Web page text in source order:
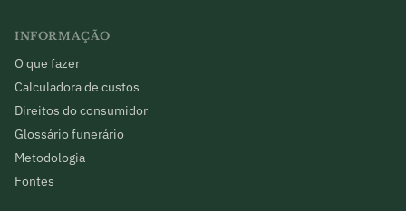
INFORMAÇÃO
O que fazer
Calculadora de custos
Direitos do consumidor
Glossário funerário
Metodologia
Fontes